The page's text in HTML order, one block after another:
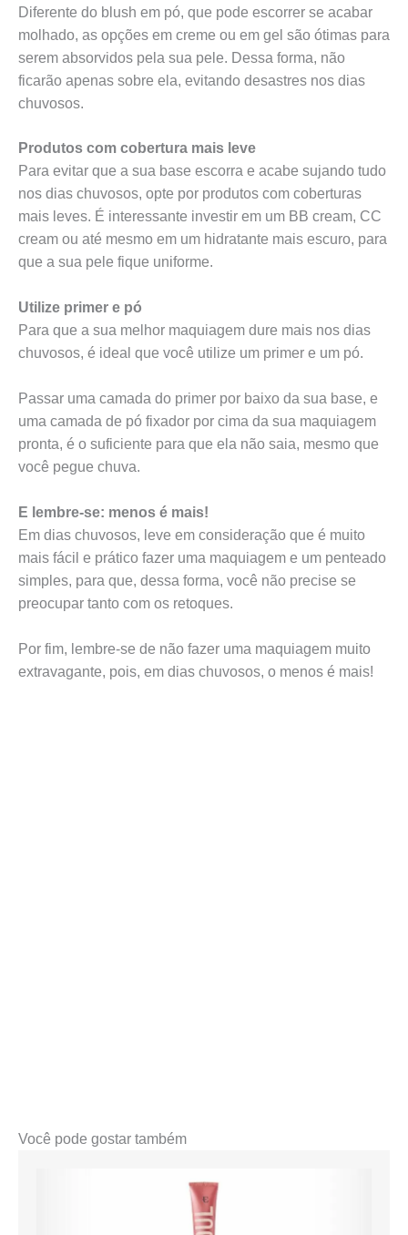
Diferente do blush em pó, que pode escorrer se acabar
molhado, as opções em creme ou em gel são ótimas para
serem absorvidos pela sua pele. Dessa forma, não
ficarão apenas sobre ela, evitando desastres nos dias
chuvosos.
Produtos com cobertura mais leve
Para evitar que a sua base escorra e acabe sujando tudo
nos dias chuvosos, opte por produtos com coberturas
mais leves. É interessante investir em um BB cream, CC
cream ou até mesmo em um hidratante mais escuro, para
que a sua pele fique uniforme.
Utilize primer e pó
Para que a sua melhor maquiagem dure mais nos dias
chuvosos, é ideal que você utilize um primer e um pó.
Passar uma camada do primer por baixo da sua base, e
uma camada de pó fixador por cima da sua maquiagem
pronta, é o suficiente para que ela não saia, mesmo que
você pegue chuva.
E lembre-se: menos é mais!
Em dias chuvosos, leve em consideração que é muito
mais fácil e prático fazer uma maquiagem e um penteado
simples, para que, dessa forma, você não precise se
preocupar tanto com os retoques.
Por fim, lembre-se de não fazer uma maquiagem muito
extravagante, pois, em dias chuvosos, o menos é mais!
Você pode gostar também